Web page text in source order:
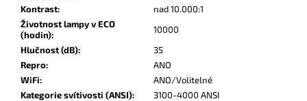
Kontrast:
nad 10.000:1
Životnost lampy v ECO
(hodin):
10000
Hlučnost (dB):
35
Repro:
ANO
WiFi:
ANO/Volitelné
Kategorie svítivosti (ANSI): 3100-4000 ANSI